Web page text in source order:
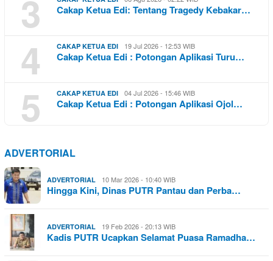
3 Cakap Ketua Edi: Tentang Tragedy Kebakar…
4 CAKAP KETUA EDI 19 Jul 2026 - 12:53 WIB
Cakap Ketua Edi : Potongan Aplikasi Turu…
5 CAKAP KETUA EDI 04 Jul 2026 - 15:46 WIB
Cakap Ketua Edi : Potongan Aplikasi Ojol…
ADVERTORIAL
ADVERTORIAL 10 Mar 2026 - 10:40 WIB
Hingga Kini, Dinas PUTR Pantau dan Perba…
ADVERTORIAL 19 Feb 2026 - 20:13 WIB
Kadis PUTR Ucapkan Selamat Puasa Ramadha…